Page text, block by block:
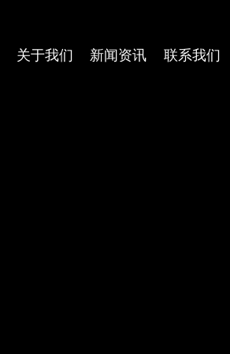
关于我们 新闻资讯 联系我们